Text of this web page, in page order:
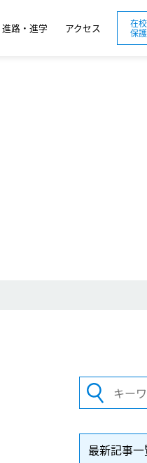
進路・進学 アクセス
在
保
最新記事